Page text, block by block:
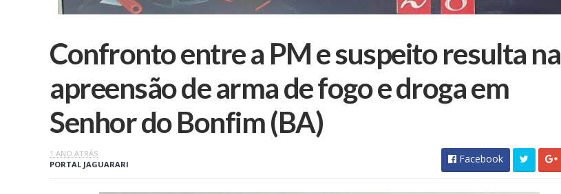
Confronto entre a PM e suspeito resulta na
apreensão de arma de fogo e droga em
Senhor do Bonfim (BA)
1 ANO ATRÁS
PORTAL JAGUARARI
Facebook